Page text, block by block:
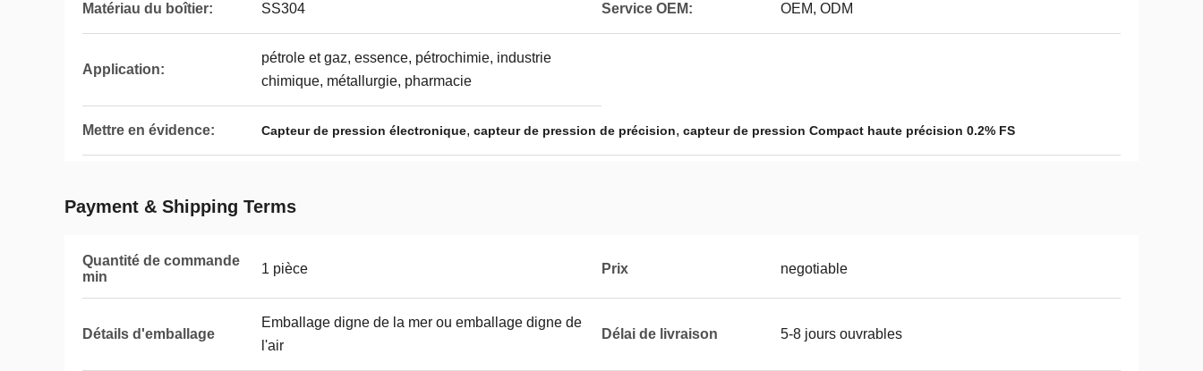
Matériau du boîtier: SS304 Service OEM: OEM, ODM
Application:
pétrole et gaz, essence, pétrochimie, industrie
chimique, métallurgie, pharmacie
Mettre en évidence: Capteur de pression électronique, capteur de pression de précision, capteur de pression Compact haute précision 0.2% FS
Payment & Shipping Terms
Quantité de commande
min
1 pièce Prix negotiable
Détails d'emballage
Emballage digne de la mer ou emballage digne de
l'air
Délai de livraison 5-8 jours ouvrables